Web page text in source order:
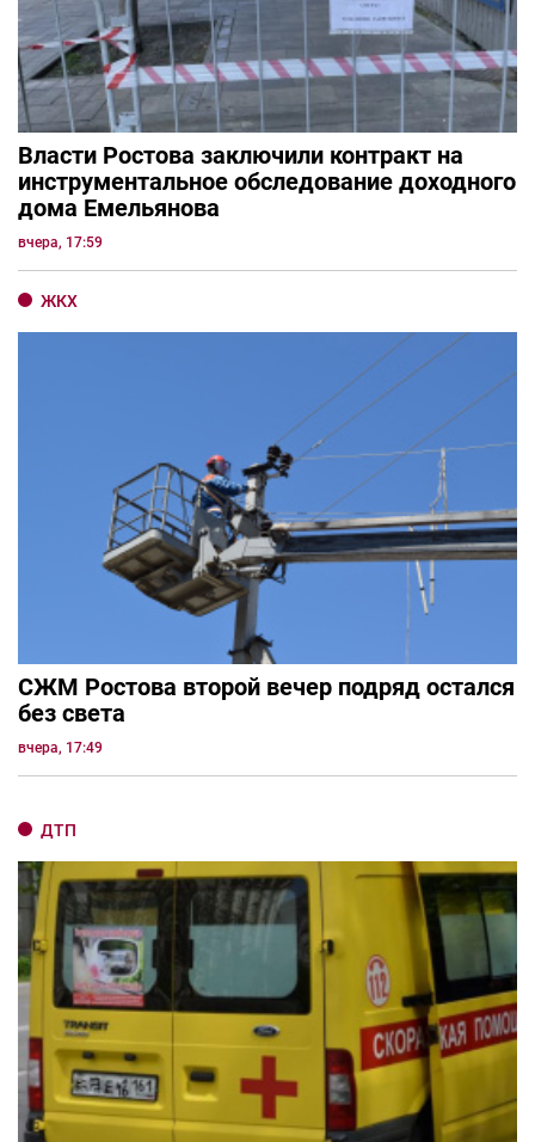
Власти Ростова заключили контракт на
инструментальное обследование доходного
дома Емельянова
вчера, 17:59
ЖКХ
СЖМ Ростова второй вечер подряд остался
без света
вчера, 17:49
ДТП